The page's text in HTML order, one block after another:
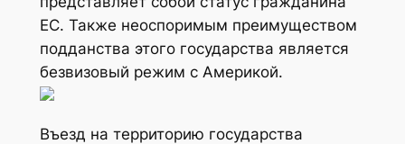
ЕС. Также неоспоримым преимуществом
подданства этого государства является
безвизовый режим с Америкой.
Въезд на территорию государства